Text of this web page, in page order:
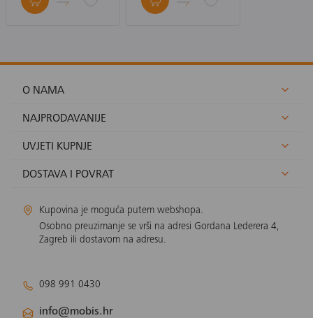
O NAMA
NAJPRODAVANIJE
UVJETI KUPNJE
DOSTAVA I POVRAT
Kupovina je moguća putem webshopa.
Osobno preuzimanje se vrši na adresi Gordana Lederera 4,
Zagreb ili dostavom na adresu.
098 991 0430
info@mobis.hr